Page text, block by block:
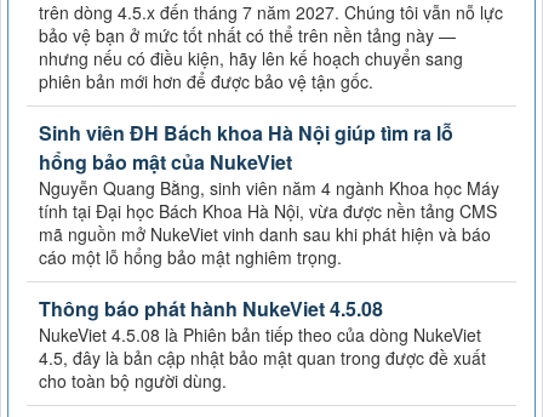
trên dòng 4.5.x đến tháng 7 năm 2027. Chúng tôi vẫn nỗ lực
bảo vệ bạn ở mức tốt nhất có thể trên nền tảng này —
nhưng nếu có điều kiện, hãy lên kế hoạch chuyển sang
phiên bản mới hơn để được bảo vệ tận gốc.
Sinh viên ĐH Bách khoa Hà Nội giúp tìm ra lỗ
hổng bảo mật của NukeViet
Nguyễn Quang Bằng, sinh viên năm 4 ngành Khoa học Máy
tính tại Đại học Bách Khoa Hà Nội, vừa được nền tảng CMS
mã nguồn mở NukeViet vinh danh sau khi phát hiện và báo
cáo một lỗ hổng bảo mật nghiêm trọng.
Thông báo phát hành NukeViet 4.5.08
NukeViet 4.5.08 là Phiên bản tiếp theo của dòng NukeViet
4.5, đây là bản cập nhật bảo mật quan trong được đề xuất
cho toàn bộ người dùng.